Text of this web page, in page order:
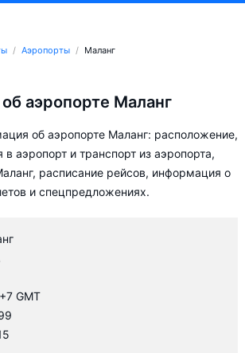
Аэропорты Маланг
аэропорте Маланг
об аэропорте Маланг: расположение,
аэропорт и транспорт из аэропорта,
расписание рейсов, информация о
и спецпредложениях.
GMT